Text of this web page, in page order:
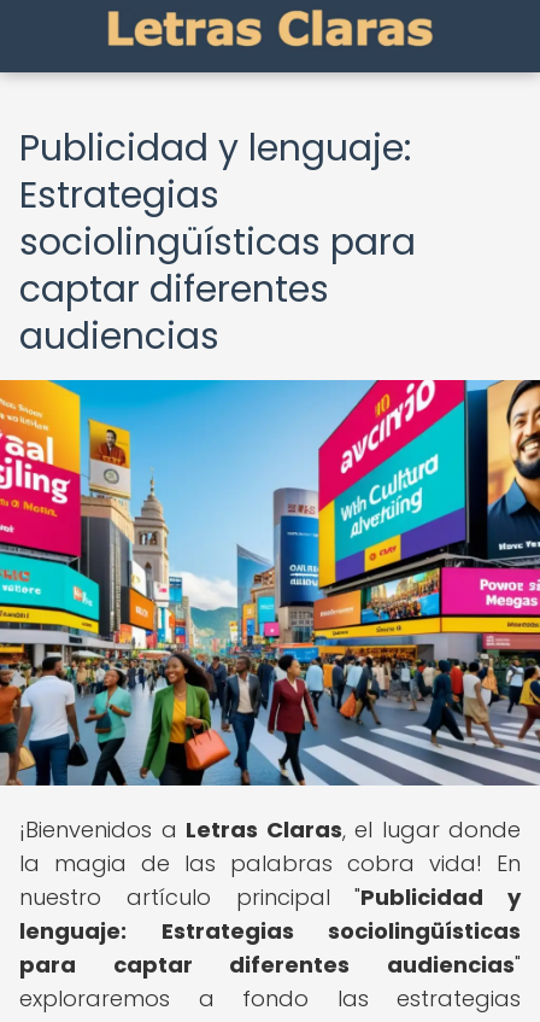
Publicidad y lenguaje:
Estrategias
sociolingüísticas para
captar diferentes
audiencias
¡Bienvenidos a Letras Claras, el lugar donde
la magia de las palabras cobra vida! En
nuestro artículo principal "Publicidad y
lenguaje: Estrategias sociolingüísticas
para captar diferentes audiencias"
exploraremos a fondo las estrategias